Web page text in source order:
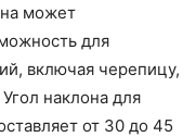
может
для
включая черепицу,
наклона для
от 30 до 45